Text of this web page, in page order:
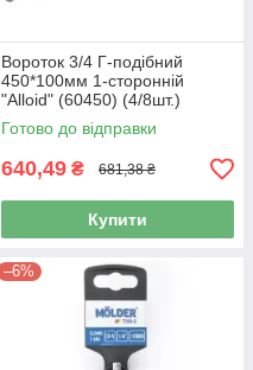
Вороток 3/4 Г-подібний
450*100мм 1-сторонній
"Alloid" (60450) (4/8шт.)
Готово до відправки
640,49 ₴ 681,38 ₴
Купити
–6%